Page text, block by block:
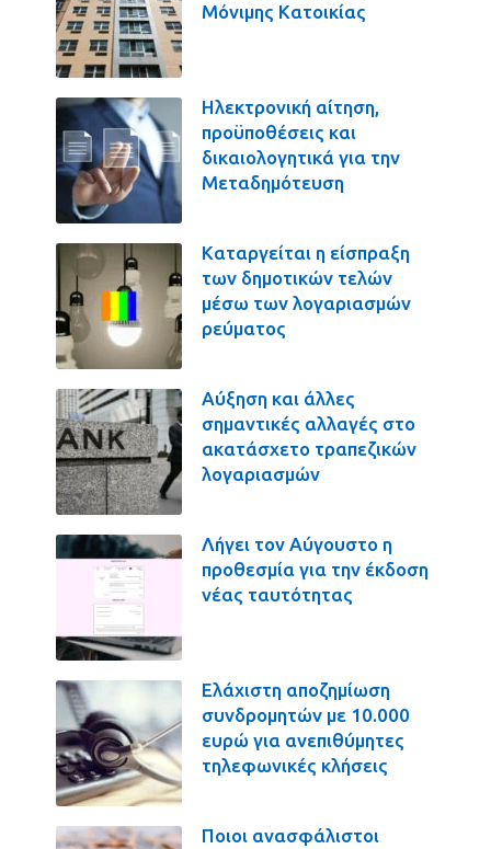
Μόνιμης Κατοικίας
Ηλεκτρονική αίτηση,
προϋποθέσεις και
δικαιολογητικά για την
Μεταδημότευση
Καταργείται η είσπραξη
των δημοτικών τελών
μέσω των λογαριασμών
ρεύματος
Αύξηση και άλλες
σημαντικές αλλαγές στο
ακατάσχετο τραπεζικών
λογαριασμών
Λήγει τον Αύγουστο η
προθεσμία για την έκδοση
νέας ταυτότητας
Ελάχιστη αποζημίωση
συνδρομητών με 10.000
ευρώ για ανεπιθύμητες
τηλεφωνικές κλήσεις
Ποιοι ανασφάλιστοι